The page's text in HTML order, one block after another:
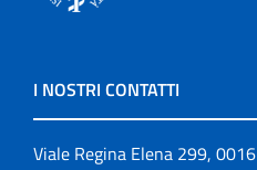
I NOSTRI CONTATTI
Viale Regina Elena 299,